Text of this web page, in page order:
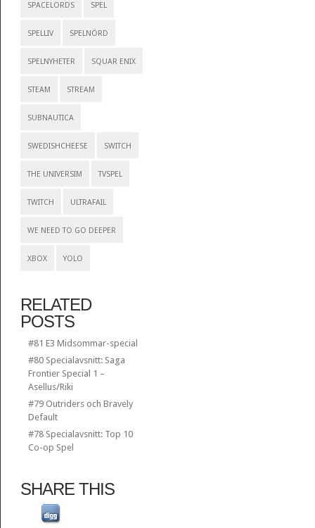
SPACELORDS SPEL
SPELLIV SPELNÖRD
SPELNYHETER SQUAR ENIX
STEAM STREAM
SUBNAUTICA
SWEDISHCHEESE SWITCH
THE UNIVERSIM TVSPEL
TWITCH ULTRAFAIL
WE NEED TO GO DEEPER
XBOX YOLO
RELATED
POSTS
#81 E3 Midsommar-special
#80 Specialavsnitt: Saga
Frontier Special 1 –
Asellus/Riki
#79 Outriders och Bravely
Default
#78 Specialavsnitt: Top 10
Co-op Spel
SHARE THIS